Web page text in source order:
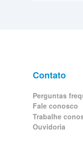
Contato
Perguntas
Fale conosco
Trabalhe
Ouvidoria